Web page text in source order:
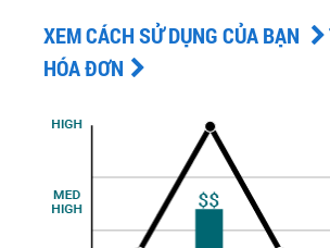
XEM CÁCH SỬ DỤNG CỦA BẠN
HÓA ĐƠN